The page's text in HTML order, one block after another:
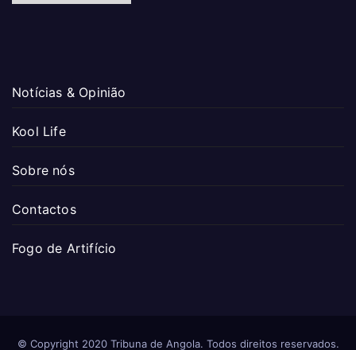
Notícias & Opinião
Kool Life
Sobre nós
Contactos
Fogo de Artifício
© Copyright 2020 Tribuna de Angola. Todos direitos reservados.